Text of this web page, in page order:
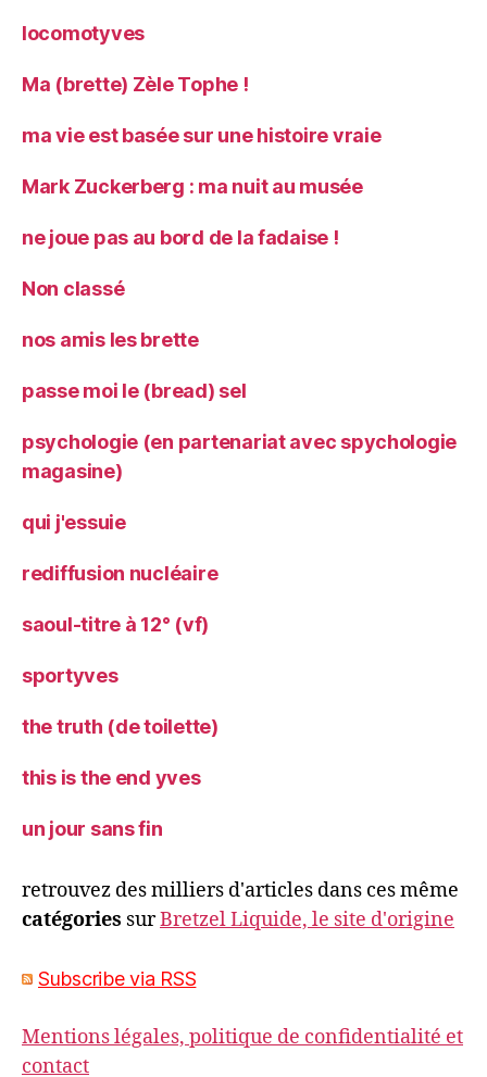
locomotyves
Ma (brette) Zèle Tophe !
ma vie est basée sur une histoire vraie
Mark Zuckerberg : ma nuit au musée
ne joue pas au bord de la fadaise !
Non classé
nos amis les brette
passe moi le (bread) sel
psychologie (en partenariat avec spychologie
magasine)
qui j'essuie
rediffusion nucléaire
saoul-titre à 12° (vf)
sportyves
the truth (de toilette)
this is the end yves
un jour sans fin
retrouvez des milliers d'articles dans ces même
catégories surBretzel Liquide, le site d'origine
Subscribe via RSS
Mentions légales, politique de confidentialité et
contact